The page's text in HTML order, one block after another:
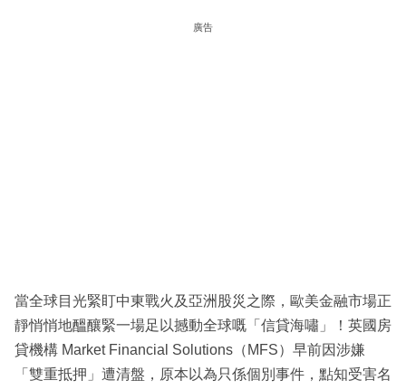
廣告
當全球目光緊盯中東戰火及亞洲股災之際，歐美金融市場正
靜悄悄地醞釀緊一場足以撼動全球嘅「信貸海嘯」！英國房
貸機構 Market Financial Solutions（MFS）早前因涉嫌
「雙重抵押」遭清盤，原本以為只係個別事件，點知受害名